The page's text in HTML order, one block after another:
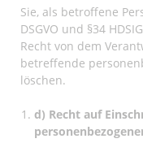
Sie, als betroffene
DSGVO und §34
Recht von dem
betreffende
löschen.
d) Recht auf